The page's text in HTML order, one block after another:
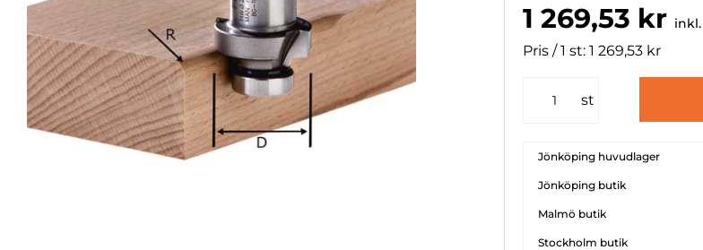
1 269,53 kr
Pris / 1 st: 1 269,53 kr
st
Jönköping huvudlager
Jönköping butik
Malmö butik
Stockholm butik